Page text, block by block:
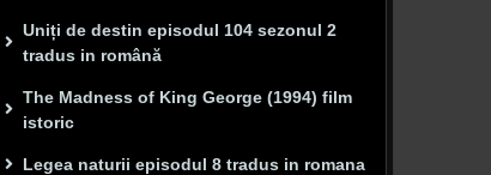
Uniți de destin episodul 104 sezonul 2
tradus in română
The Madness of King George (1994) film
istoric
Legea naturii episodul 8 tradus in romana